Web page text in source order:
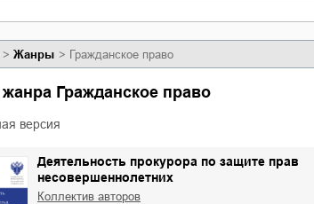
Жанры Гражданское право
жанра Гражданское право
версия
Деятельность прокурора по защите прав
несовершеннолетних
Коллектив авторов